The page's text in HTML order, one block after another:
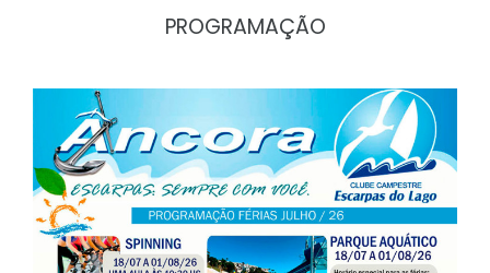
PROGRAMAÇÃO